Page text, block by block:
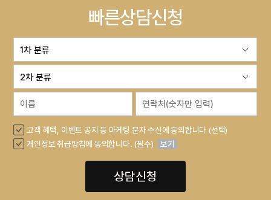
빠른상담신청
고객 혜택, 이벤트 공지 등 마케팅 문자 수신에 동의합니다 (선택)
개인정보 취급방침에 동의합니다. (필수)
보기
상담신청